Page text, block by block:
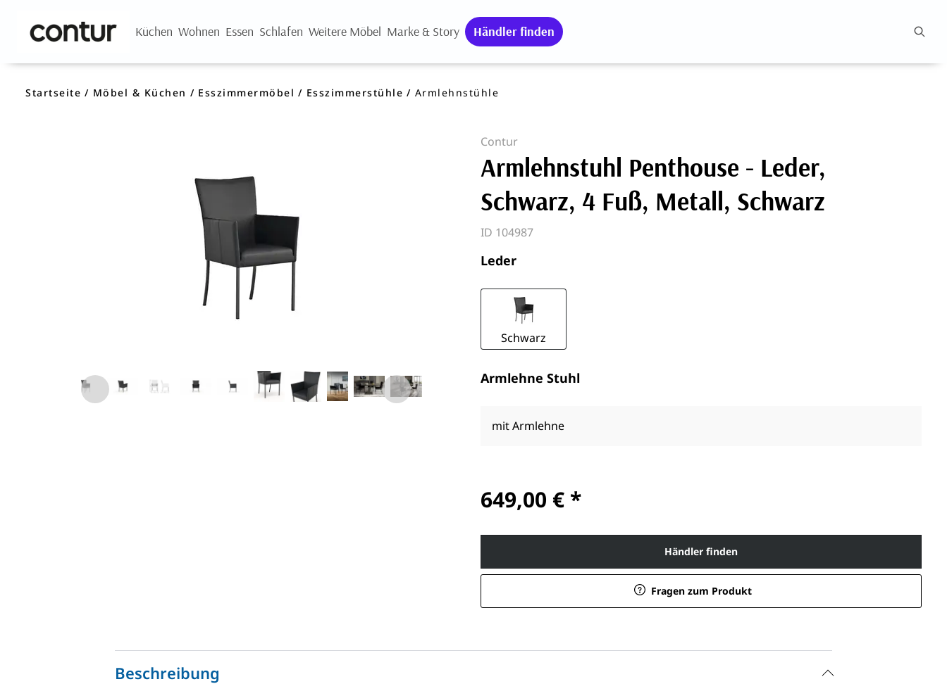
Küchen Wohnen Essen Schlafen Weitere Möbel Marke & Story Händler finden
Startseite Möbel & Küchen Esszimmermöbel Esszimmerstühle Armlehnstühle
Contur
Armlehnstuhl Penthouse - Leder,
Schwarz, 4 Fuß, Metall, Schwarz
ID 104987
Leder
Schwarz
Armlehne Stuhl
mit Armlehne
649,00 € *
Händler finden
Fragen zum Produkt
Beschreibung